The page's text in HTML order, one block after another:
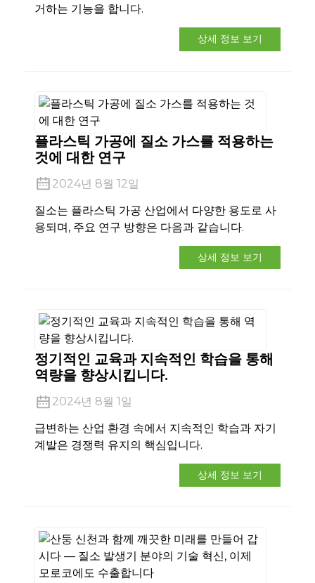
거하는 기능을 합니다.
상세 정보 보기
플라스틱 가공에 질소 가스를 적용하는
것에 대한 연구
2024년 8월 12일
질소는 플라스틱 가공 산업에서 다양한 용도로 사
용되며, 주요 연구 방향은 다음과 같습니다.
상세 정보 보기
정기적인 교육과 지속적인 학습을 통해
역량을 향상시킵니다.
2024년 8월 1일
급변하는 산업 환경 속에서 지속적인 학습과 자기
계발은 경쟁력 유지의 핵심입니다.
상세 정보 보기